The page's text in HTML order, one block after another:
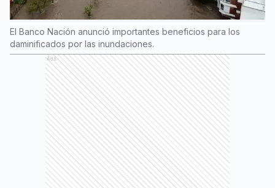
El Banco Nación anunció importantes beneficios para los
daminificados por las inundaciones.
Ads